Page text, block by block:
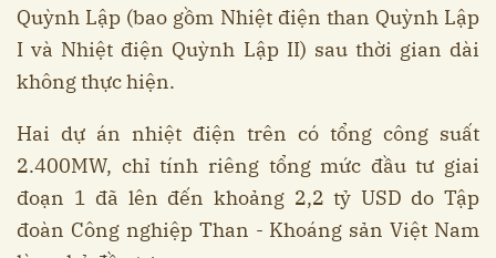
Quỳnh Lập (bao gồm Nhiệt điện than Quỳnh Lập
I và Nhiệt điện Quỳnh Lập II) sau thời gian dài
không thực hiện.
Hai dự án nhiệt điện trên có tổng công suất
2.400MW, chỉ tính riêng tổng mức đầu tư giai
đoạn 1 đã lên đến khoảng 2,2 tỷ USD do Tập
đoàn Công nghiệp Than - Khoáng sản Việt Nam